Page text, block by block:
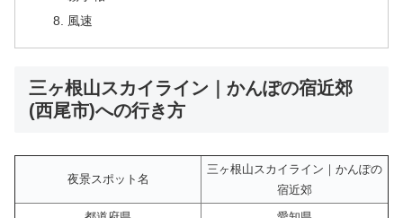
風速
三ヶ根山スカイライン｜かんぽの宿近郊
(西尾市)への行き方
夜景スポット名
三ヶ根山スカイライン｜かんぽの
宿近郊